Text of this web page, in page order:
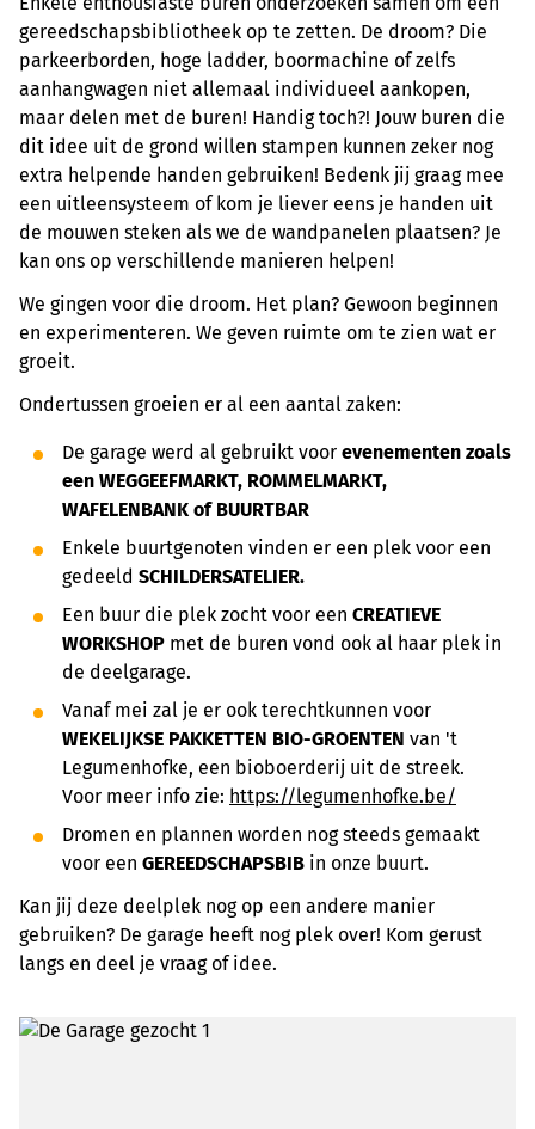
gereedschapsbibliotheek op te zetten. De droom? Die
parkeerborden, hoge ladder, boormachine of zelfs
aanhangwagen niet allemaal individueel aankopen,
maar delen met de buren! Handig toch?! Jouw buren die
dit idee uit de grond willen stampen kunnen zeker nog
extra helpende handen gebruiken! Bedenk jij graag mee
een uitleensysteem of kom je liever eens je handen uit
de mouwen steken als we de wandpanelen plaatsen? Je
kan ons op verschillende manieren helpen!
We gingen voor die droom. Het plan? Gewoon beginnen
en experimenteren. We geven ruimte om te zien wat er
groeit.
Ondertussen groeien er al een aantal zaken:
De garage werd al gebruikt voor evenementen zoals
een WEGGEEFMARKT, ROMMELMARKT,
WAFELENBANK of BUURTBAR
Enkele buurtgenoten vinden er een plek voor een
gedeeld SCHILDERSATELIER.
Een buur die plek zocht voor een CREATIEVE
WORKSHOP met de buren vond ook al haar plek in
de deelgarage.
Vanaf mei zal je er ook terechtkunnen voor
WEKELIJKSE PAKKETTEN BIO-GROENTEN van 't
Legumenhofke, een bioboerderij uit de streek.
Voor meer info zie: https://legumenhofke.be/
Dromen en plannen worden nog steeds gemaakt
voor een GEREEDSCHAPSBIB in onze buurt.
Kan jij deze deelplek nog op een andere manier
gebruiken? De garage heeft nog plek over! Kom gerust
langs en deel je vraag of idee.